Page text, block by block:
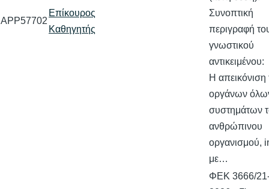
APP57702
Επίκουρος
Καθηγητής
Συνοπτική
περιγραφή
γνωστικού
αντικειμένου:
Η
οργάνων
συστημάτων
ανθρώπινου
οργανισμού,
με…
ΦΕΚ 3666/